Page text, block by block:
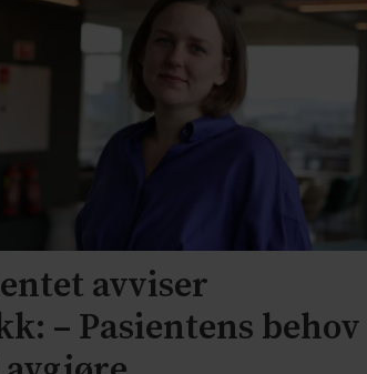
avviser
– Pasientens behov